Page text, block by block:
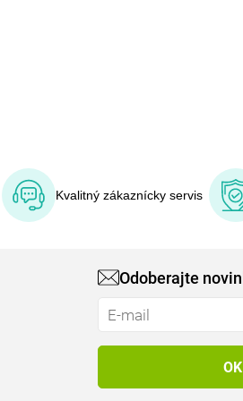
Kvalitný zákaznícky servis
Odoberajte